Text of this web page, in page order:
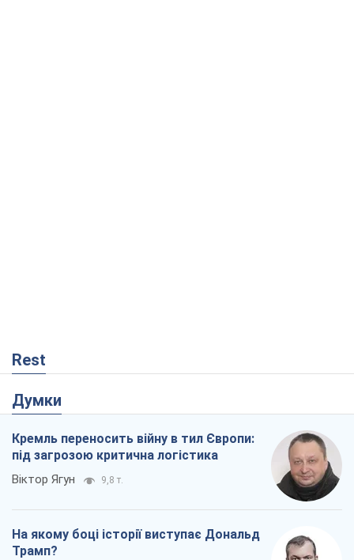
Rest
Думки
Кремль переносить війну в тил Європи:
під загрозою критична логістика
Віктор Ягун 9,8 т.
На якому боці історії виступає Дональд
Трамп?